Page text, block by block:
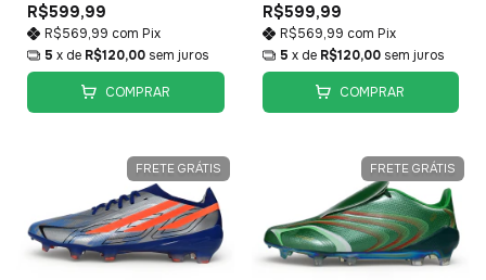
R$599,99
R$569,99 com Pix
5 x de R$120,00 sem juros
COMPRAR
R$599,99
R$569,99 com Pix
5 x de R$120,00 sem juros
COMPRAR
FRETE GRÁTIS FRETE GRÁTIS